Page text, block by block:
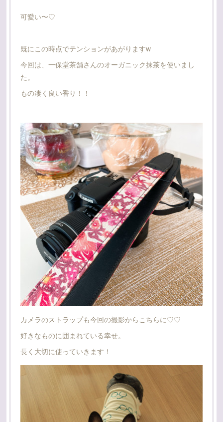
可愛い〜♡
既にこの時点でテンションがあがりますw
今回は、一保堂茶舗さんのオーガニック抹茶を使いまし
た。
もの凄く良い香り！！
カメラのストラップも今回の撮影からこちらに♡♡
好きなものに囲まれている幸せ。
長く大切に使っていきます！